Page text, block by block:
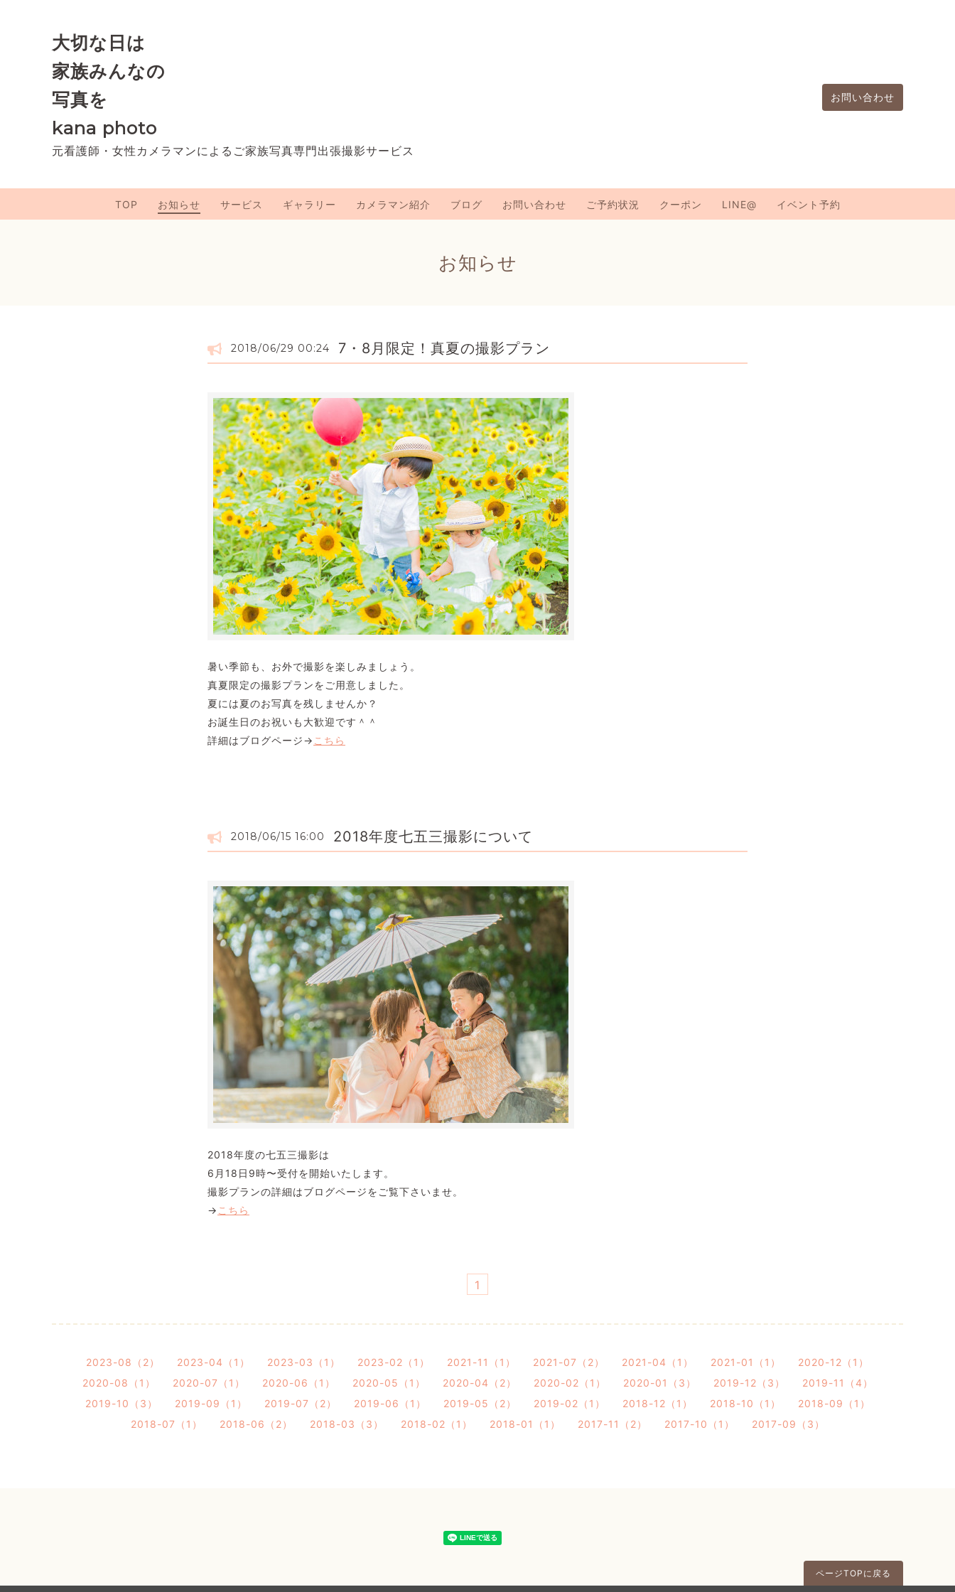
大切な日は
家族みんなの
写真を
kana photo
元看護師・女性カメラマンによるご家族写真専門出張撮影サービス
お問い合わせ
TOP お知らせ サービス ギャラリー カメラマン紹介 ブログ お問い合わせ ご予約状況 クーポン LINE@ イベント予約
お知らせ
2018/06/29 00:24 7・8月限定！真夏の撮影プラン
暑い季節も、お外で撮影を楽しみましょう。
真夏限定の撮影プランをご用意しました。
夏には夏のお写真を残しませんか？
お誕生日のお祝いも大歓迎です＾＾
詳細はブログページ→ こちら
2018/06/15 16:00 2018年度七五三撮影について
2018年度の七五三撮影は
6月18日9時〜受付を開始いたします。
撮影プランの詳細はブログページをご覧下さいませ。
→ こちら
1
2023-08（2） 2023-04（1） 2023-03（1） 2023-02（1） 2021-11（1） 2021-07（2） 2021-04（1） 2021-01（1）
2020-12（1）
2020-08（1）
2020-07（1） 2020-06（1） 2020-05（1） 2020-04（2） 2020-02（1） 2020-01（3） 2019-12（3）
2019-11（4）
2019-10（3）
2019-09（1） 2019-07（2） 2019-06（1） 2019-05（2） 2019-02（1） 2018-12（1） 2018-10（1）
2018-09（1）
2018-07（1）
2018-06（2） 2018-03（3） 2018-02（1） 2018-01（1） 2017-11（2） 2017-10（1） 2017-09（3）
ページTOPに戻る